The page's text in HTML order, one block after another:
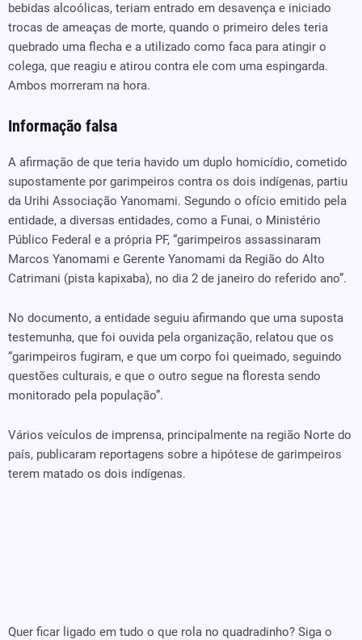
bebidas alcoólicas, teriam entrado em desavença e iniciado
trocas de ameaças de morte, quando o primeiro deles teria
quebrado uma flecha e a utilizado como faca para atingir o
colega, que reagiu e atirou contra ele com uma espingarda.
Ambos morreram na hora.
Informação falsa
A afirmação de que teria havido um duplo homicídio, cometido
supostamente por garimpeiros contra os dois indígenas, partiu
da Urihi Associação Yanomami. Segundo o ofício emitido pela
entidade, a diversas entidades, como a Funai, o Ministério
Público Federal e a própria PF, “garimpeiros assassinaram
Marcos Yanomami e Gerente Yanomami da Região do Alto
Catrimani (pista kapixaba), no dia 2 de janeiro do referido ano”.
No documento, a entidade seguiu afirmando que uma suposta
testemunha, que foi ouvida pela organização, relatou que os
“garimpeiros fugiram, e que um corpo foi queimado, seguindo
questões culturais, e que o outro segue na floresta sendo
monitorado pela população”.
Vários veículos de imprensa, principalmente na região Norte do
país, publicaram reportagens sobre a hipótese de garimpeiros
terem matado os dois indígenas.
Quer ficar ligado em tudo o que rola no quadradinho? Siga o